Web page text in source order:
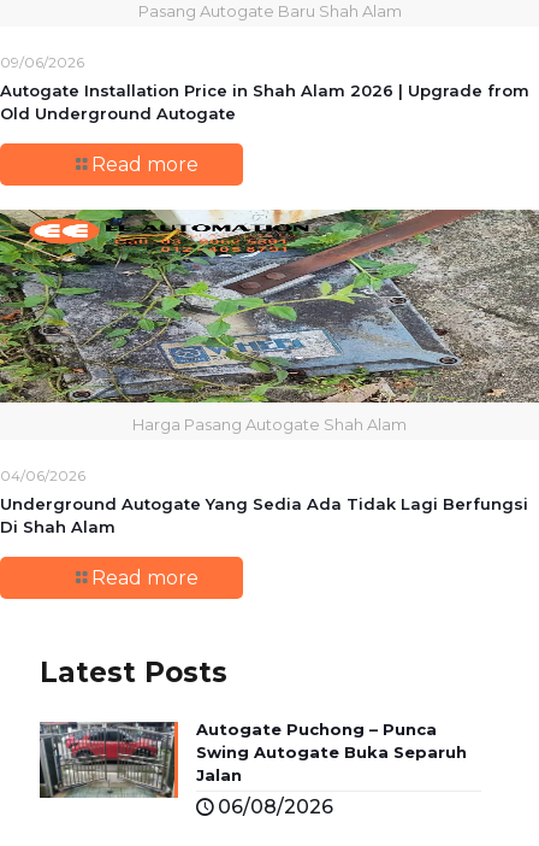
Pasang Autogate Baru Shah Alam
09/06/2026
Autogate Installation Price in Shah Alam 2026 | Upgrade from
Old Underground Autogate
Read more
Harga Pasang Autogate Shah Alam
04/06/2026
Underground Autogate Yang Sedia Ada Tidak Lagi Berfungsi
Di Shah Alam
Read more
Latest Posts
Autogate Puchong – Punca
Swing Autogate Buka Separuh
Jalan
06/08/2026